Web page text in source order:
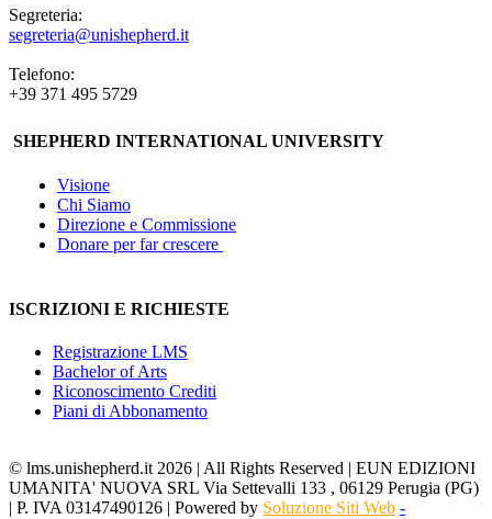
Segreteria:
segreteria@unishepherd.it
Telefono:
+39 371 495 5729
SHEPHERD INTERNATIONAL UNIVERSITY
Visione
Chi Siamo
Direzione e Commissione
Donare per far crescere
ISCRIZIONI E RICHIESTE
Registrazione LMS
Bachelor of Arts
Riconoscimento Crediti
Piani di Abbonamento
© lms.unishepherd.it 2026 | All Rights Reserved | EUN EDIZIONI
UMANITA' NUOVA SRL Via Settevalli 133 , 06129 Perugia (PG)
| P. IVA 03147490126 | Powered by Soluzione Siti Web -